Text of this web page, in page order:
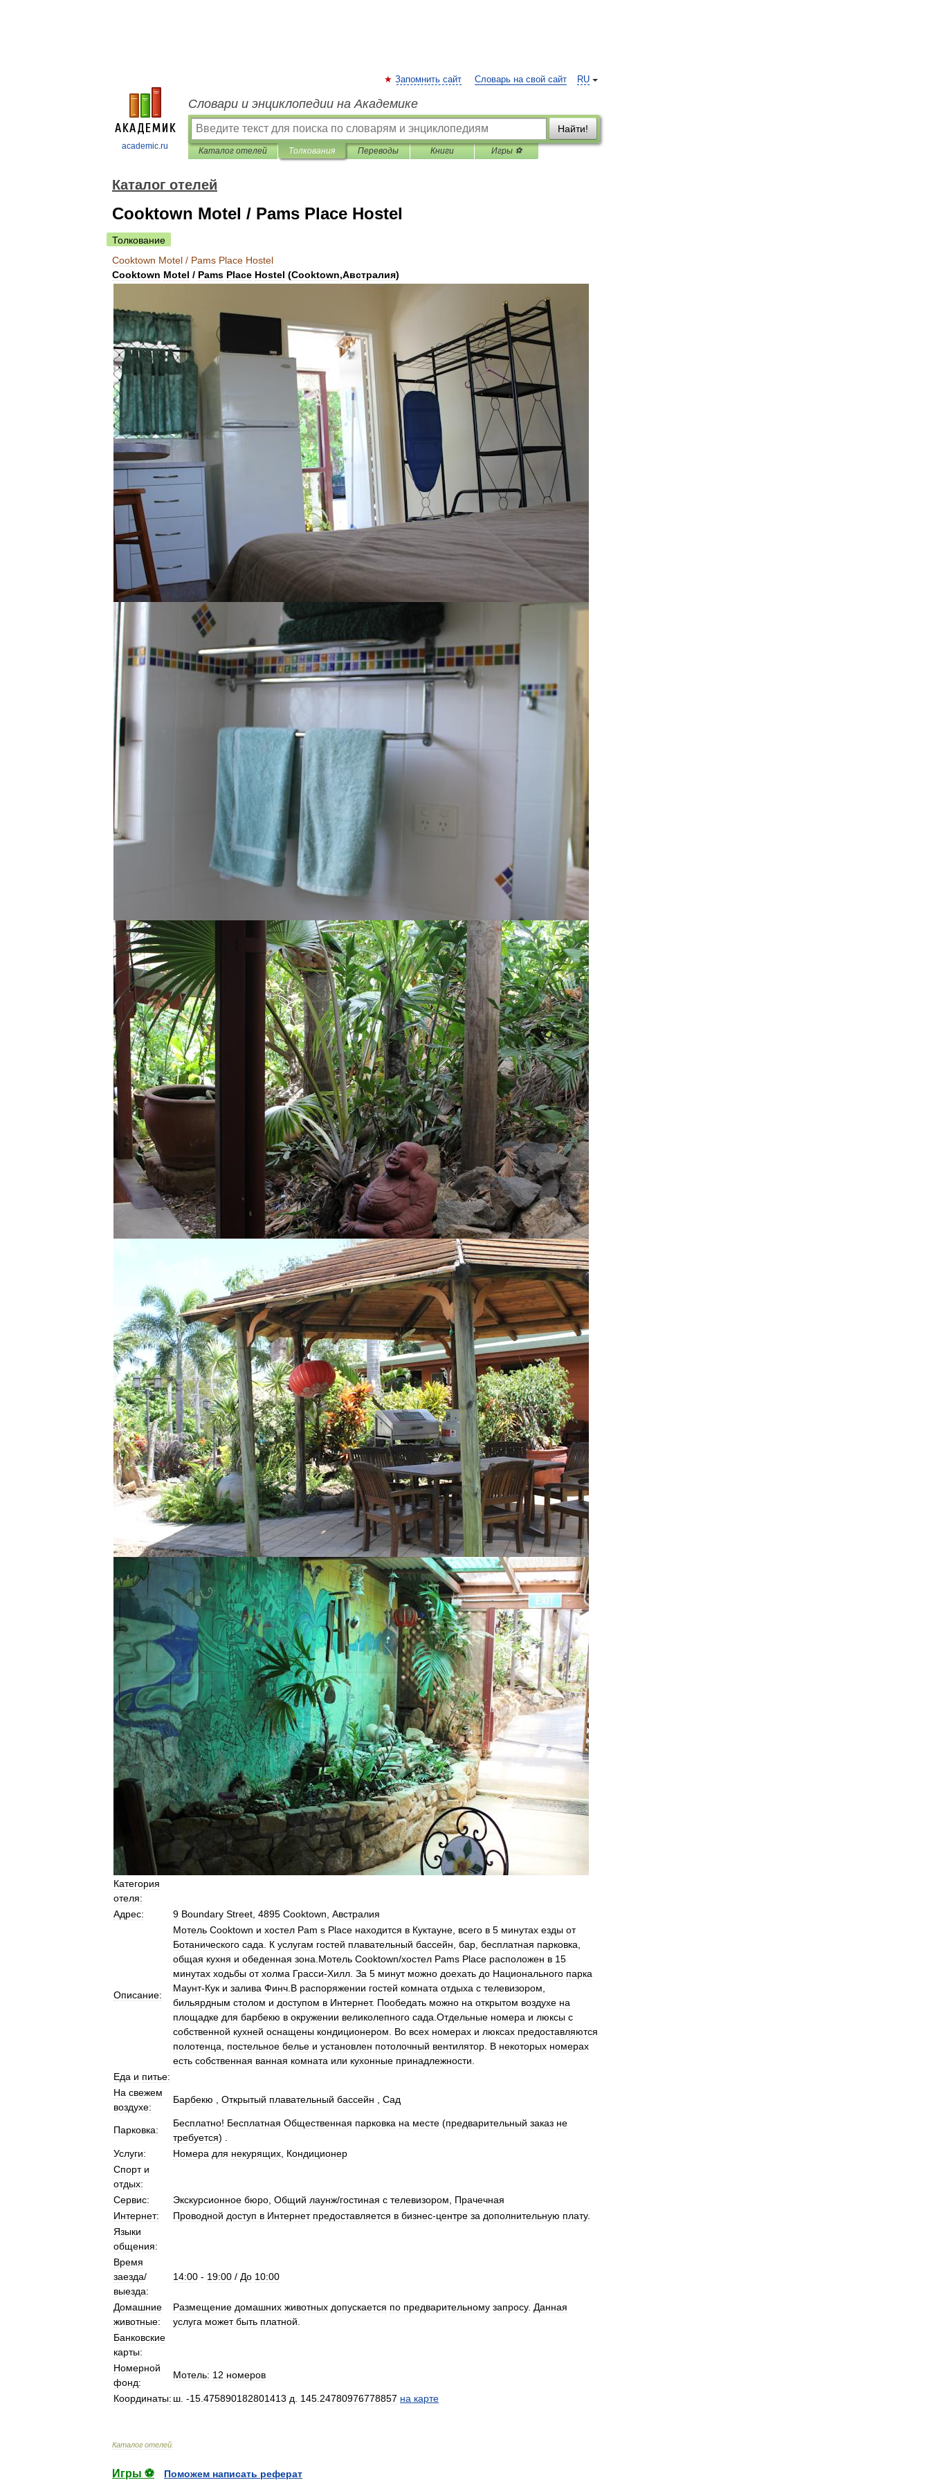
academic.ru
RU
Запомнить сайт Словарь на свой сайт
Словари и энциклопедии на Академике
Найти!
Каталог отелей Толкования Переводы Книги Игры ⚽
Каталог отелей
Cooktown Motel / Pams Place Hostel
Толкование
Cooktown Motel / Pams Place Hostel
Cooktown Motel / Pams Place Hostel (Cooktown,Австралия)
Категория
отеля:
Адрес:
9 Boundary Street 4895 Cooktown Австралия
Описание:
Мотель Cooktown и хостел Pam s Place находится в Куктауне всего в 5 минутах езды от
Ботанического сада К услугам гостей плавательный бассейн бар бесплатная парковка
общая кухня и обеденная зона Мотель Cooktown/хостел Pams Place расположен в 15
минутах ходьбы от холма Грасси-Хилл За 5 минут можно доехать до Национального парка
Маунт-Кук и залива Финч В распоряжении гостей комната отдыха с телевизором
бильярдным столом и доступом в Интернет. Пообедать можно на открытом воздухе на
площадке для барбекю в окружении великолепного сада Отдельные номера и люксы с
собственной кухней оснащены кондиционером Во всех номерах и люксах предоставляются
полотенца
постельное белье и установлен потолочный вентилятор В некоторых номерах
есть собственная ванная комната или кухонные принадлежности
Еда и питье:
На свежем
воздухе:
Барбекю Открытый плавательный бассейн Сад
Парковка:
Бесплатно! Бесплатная Общественная парковка на месте (предварительный заказ не
требуется) .
Услуги:
Номера для некурящих Кондиционер
Спорт и
отдых:
Сервис:
Экскурсионное бюро Общий лаунж/гостиная с телевизором
Прачечная
Интернет:
Проводной доступ в Интернет предоставляется в бизнес-центре за дополнительную плату.
Языки
общения:
Время
заезда/
выезда:
14:00 - 19:00 / До 10:00
Домашние
животные:
Размещение домашних животных допускается по предварительному запросу. Данная
услуга может быть платной
Банковские
карты:
Номерной
фонд:
Мотель: 12 номеров
Координаты: ш . -15 475890182801413 д 145 24780976778857 на карте
Каталог отелей
Игры ⚽ Поможем написать реферат